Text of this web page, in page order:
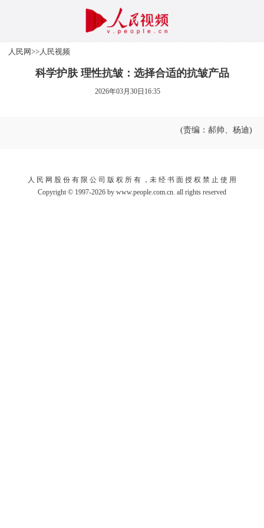
人民网>>人民视频
科学护肤 理性抗皱：选择合适的抗皱产品
2026年03月30日16:35
(责编：郝帅、杨迪)
人 民 网 股 份 有 限 公 司 版 权 所 有 ，未 经 书 面 授 权 禁 止 使 用
Copyright © 1997-2026 by www.people.com.cn. all rights reserved